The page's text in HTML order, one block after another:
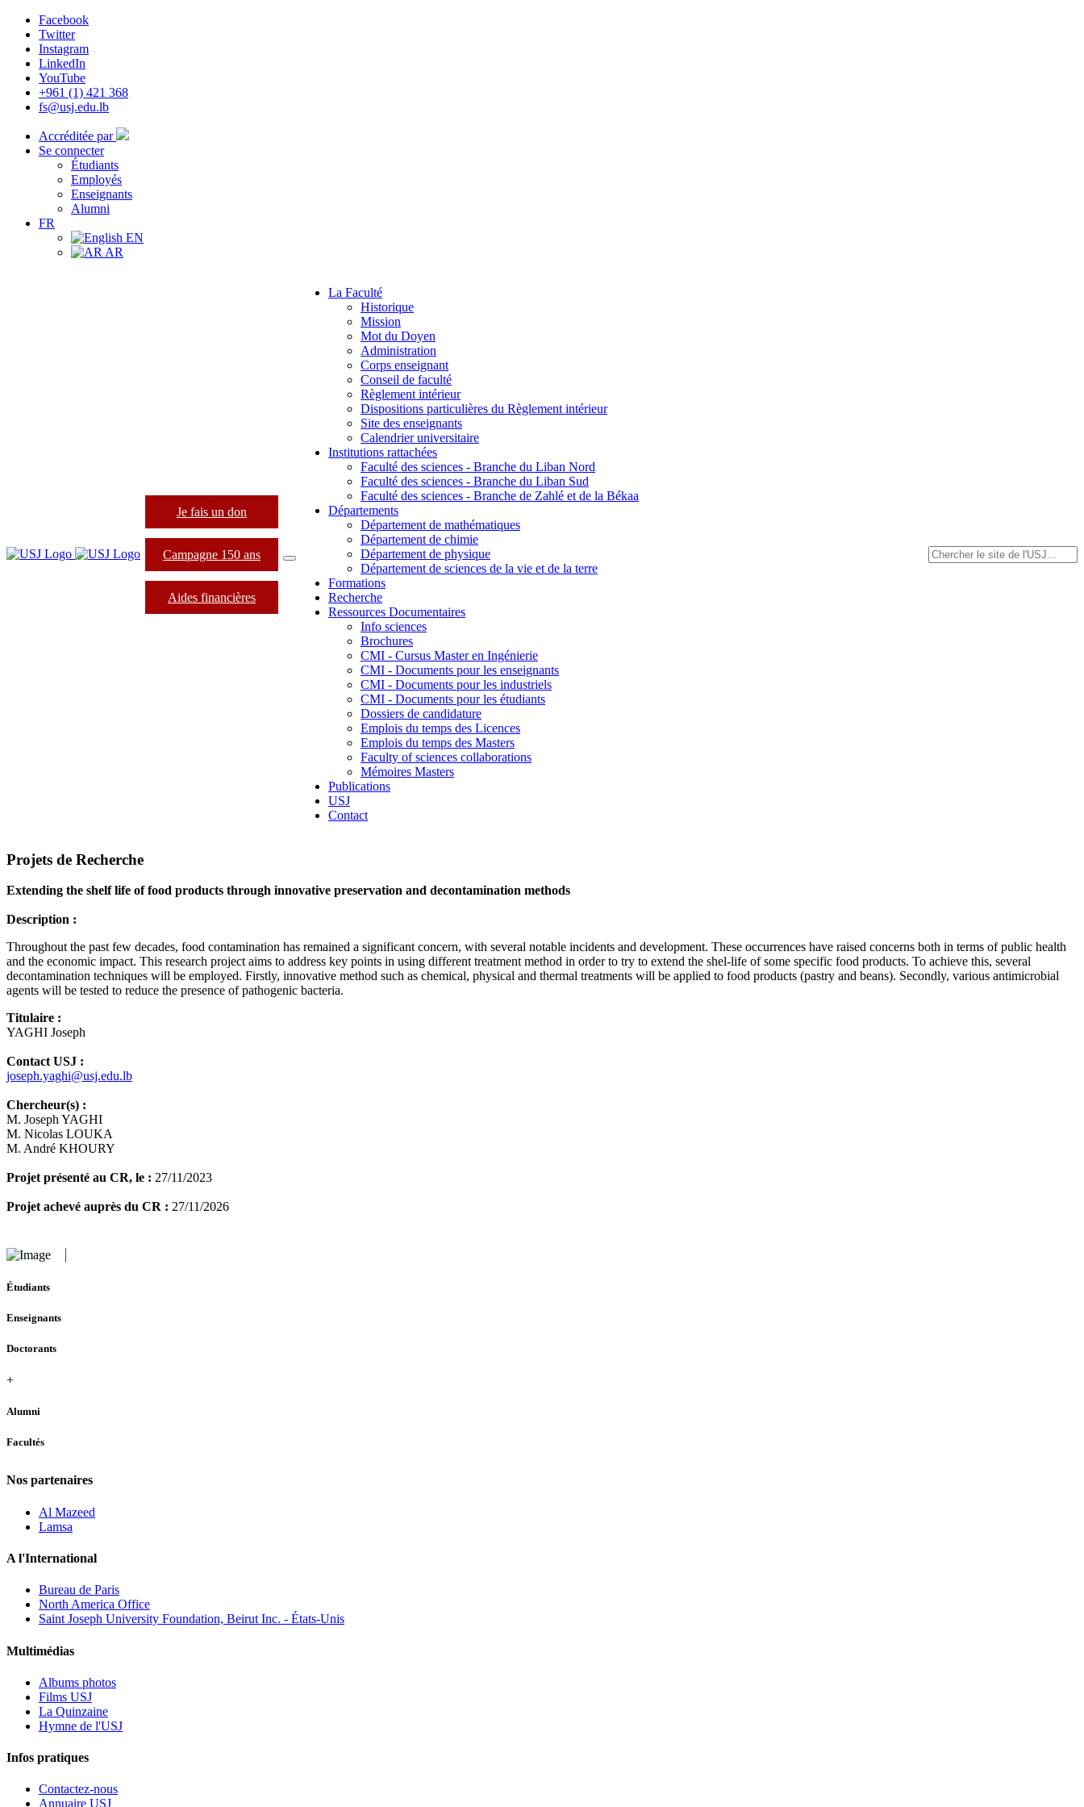
Facebook
Twitter
Instagram
LinkedIn
YouTube
+961 (1) 421 368
fs@usj.edu.lb
Accréditée par
Se connecter
Étudiants
Employés
Enseignants
Alumni
FR
EN
AR
Je fais un don
Campagne 150 ans
Aides financières
La Faculté
Historique
Mission
Mot du Doyen
Administration
Corps enseignant
Conseil de faculté
Règlement intérieur
Dispositions particulières du Règlement intérieur
Site des enseignants
Calendrier universitaire
Institutions rattachées
Faculté des sciences - Branche du Liban Nord
Faculté des sciences - Branche du Liban Sud
Faculté des sciences - Branche de Zahlé et de la Békaa
Départements
Département de mathématiques
Département de chimie
Département de physique
Département de sciences de la vie et de la terre
Formations
Recherche
Ressources Documentaires
Info sciences
Brochures
CMI - Cursus Master en Ingénierie
CMI - Documents pour les enseignants
CMI - Documents pour les industriels
CMI - Documents pour les étudiants
Dossiers de candidature
Emplois du temps des Licences
Emplois du temps des Masters
Faculty of sciences collaborations
Mémoires Masters
Publications
USJ
Contact
Projets de Recherche
Extending the shelf life of food products through innovative preservation and decontamination methods
Description :
Throughout the past few decades, food contamination has remained a significant concern, with several notable incidents and development. These occurrences have raised concerns both in terms of public health
and the economic impact. This research project aims to address key points in using different treatment method in order to try to extend the shel-life of some specific food products. To achieve this, several
decontamination techniques will be employed. Firstly, innovative method such as chemical, physical and thermal treatments will be applied to food products (pastry and beans). Secondly, various antimicrobial
agents will be tested to reduce the presence of pathogenic bacteria.
Titulaire :
YAGHI Joseph
Contact USJ :
joseph.yaghi@usj.edu.lb
Chercheur(s) :
M. Joseph YAGHI
M. Nicolas LOUKA
M. André KHOURY
Projet présenté au CR, le : 27/11/2023
Projet achevé auprès du CR : 27/11/2026
Étudiants
Enseignants
Doctorants
+
Alumni
Facultés
Nos partenaires
Al Mazeed
Lamsa
A l'International
Bureau de Paris
North America Office
Saint Joseph University Foundation, Beirut Inc. - États-Unis
Multimédias
Albums photos
Films USJ
La Quinzaine
Hymne de l'USJ
Infos pratiques
Contactez-nous
Annuaire USJ